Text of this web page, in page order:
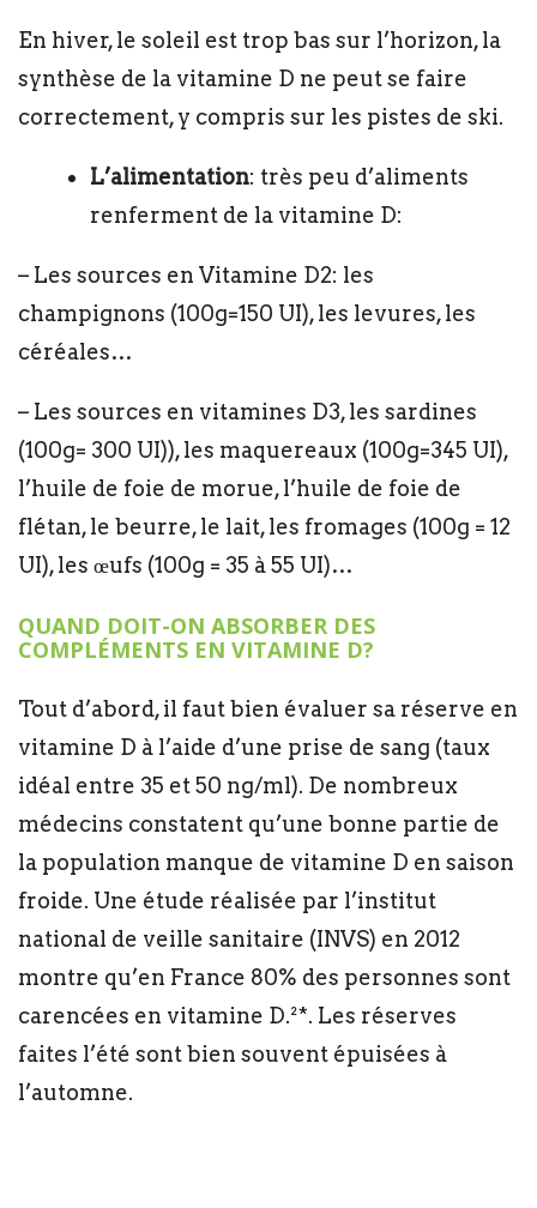
En hiver, le soleil est trop bas sur l’horizon, la
synthèse de la vitamine D ne peut se faire
correctement, y compris sur les pistes de ski.
L’alimentation: très peu d’aliments
renferment de la vitamine D:
– Les sources en Vitamine D2: les
champignons (100g=150 UI), les levures, les
céréales…
– Les sources en vitamines D3, les sardines
(100g= 300 UI)), les maquereaux (100g=345 UI),
l’huile de foie de morue, l’huile de foie de
flétan, le beurre, le lait, les fromages (100g = 12
UI), les œufs (100g = 35 à 55 UI)…
QUAND DOIT-ON ABSORBER DES
COMPLÉMENTS EN VITAMINE D?
Tout d’abord, il faut bien évaluer sa réserve en
vitamine D à l’aide d’une prise de sang (taux
idéal entre 35 et 50 ng/ml). De nombreux
médecins constatent qu’une bonne partie de
la population manque de vitamine D en saison
froide. Une étude réalisée par l’institut
national de veille sanitaire (INVS) en 2012
montre qu’en France 80% des personnes sont
carencées en vitamine D.²*. Les réserves
faites l’été sont bien souvent épuisées à
l’automne.